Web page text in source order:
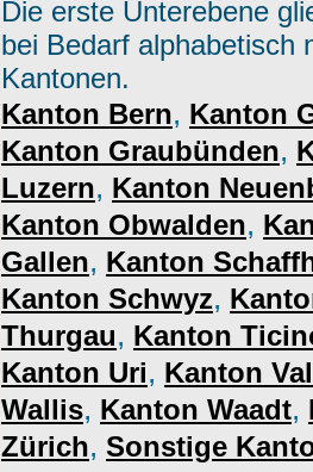
Die erste Unterebene
bei Bedarf alphabetisch
Kantonen.
Kanton Bern, Kanton
Kanton Graubünden,
Luzern, Kanton
Kanton Obwalden,
Gallen, Kanton
Kanton Schwyz,
Thurgau, Kanton
Kanton Uri, Kanton
Wallis, Kanton Waadt,
Zürich, Sonstige